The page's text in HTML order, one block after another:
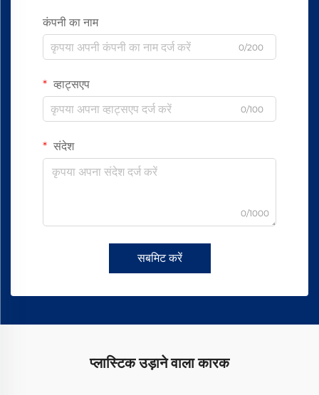
कंपनी का नाम
0/200
व्हाट्सएप
0/100
संदेश
0/1000
सबमिट करें
प्लास्टिक उड़ाने वाला कारक